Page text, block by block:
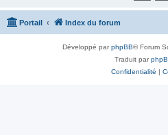
Portail Index du forum
Développé parphpBB® Forum
Traduit par
Confidentialité |